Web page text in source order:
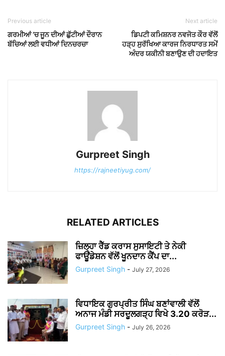
Previous article
ਗਰਮੀਆਂ ‘ਚ ਜੂਨ ਦੀਆਂ ਛੁੱਟੀਆਂ ਦੌਰਾਨ
ਬੱਚਿਆਂ ਲਈ ਵਧੀਆਂ ਦਿਨਚਰਚਾ
Next article
ਡਿਪਟੀ ਕਮਿਸ਼ਨਰ ਨਵਜੋਤ ਕੌਰ ਵੱਲੋਂ
ਹੜ੍ਹ ਸੁਰੱਖਿਆ ਕਾਰਜ ਨਿਰਧਾਰਤ ਸਮੇਂ
ਅੰਦਰ ਯਕੀਨੀ ਬਣਾਉਣ ਦੀ ਹਦਾਇਤ
Gurpreet Singh
https://rajneetiyug.com/
RELATED ARTICLES
ਜ਼ਿਲ੍ਹਾ ਰੈੱਡ ਕਰਾਸ ਸੁਸਾਇਟੀ ਤੇ ਨੇਕੀ
ਫਾਊਂਡੇਸ਼ਨ ਵੱਲੋਂ ਖੂਨਦਾਨ ਕੈਂਪ ਦਾ...
Gurpreet Singh - July 27, 2026
ਵਿਧਾਇਕ ਗੁਰਪ੍ਰੀਤ ਸਿੰਘ ਬਣਾਂਵਾਲੀ ਵੱਲੋਂ
ਅਨਾਜ ਮੰਡੀ ਸਰਦੂਲਗੜ੍ਹ ਵਿਖੇ 3.20 ਕਰੋੜ...
Gurpreet Singh - July 26, 2026